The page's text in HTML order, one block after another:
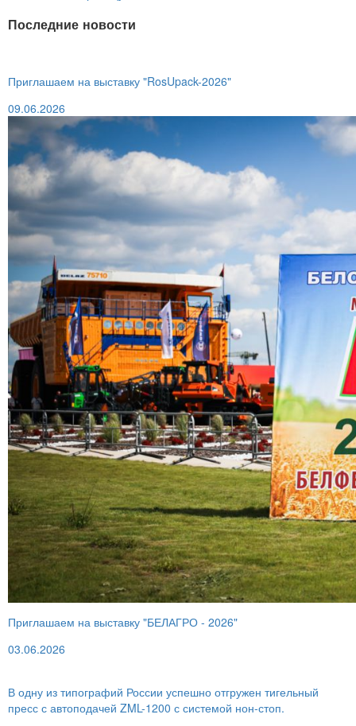
Последние новости
Приглашаем на выставку "RosUpack-2026"
09.06.2026
Приглашаем на выставку "БЕЛАГРО - 2026"
03.06.2026
В одну из типографий России успешно отгружен тигельный
пресс с автоподачей ZML-1200 с системой нон-стоп.